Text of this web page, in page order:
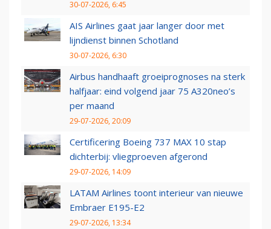
30-07-2026, 6:45
AIS Airlines gaat jaar langer door met
lijndienst binnen Schotland
30-07-2026, 6:30
Airbus handhaaft groeiprognoses na sterk
halfjaar: eind volgend jaar 75 A320neo’s
per maand
29-07-2026, 20:09
Certificering Boeing 737 MAX 10 stap
dichterbij: vliegproeven afgerond
29-07-2026, 14:09
LATAM Airlines toont interieur van nieuwe
Embraer E195-E2
29-07-2026, 13:34